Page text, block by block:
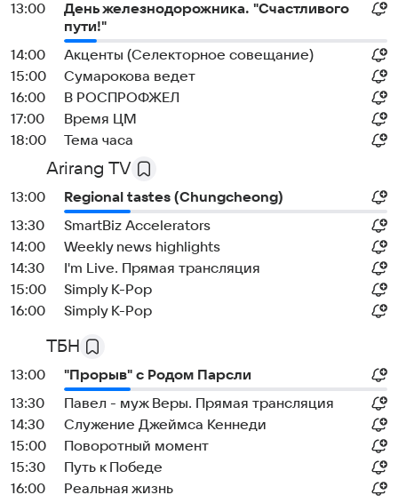
13:00
День железнодорожника. "Счастливого
пути!"
14:00
Акценты (Селекторное совещание)
15:00
Сумарокова ведет
16:00
В РОСПРОФЖЕЛ
17:00
Время ЦМ
18:00
Тема часа
Arirang TV
13:00
Regional tastes (Chungcheong)
13:30
SmartBiz Accelerators
14:00
Weekly news highlights
14:30
I'm Live. Прямая трансляция
15:00
Simply K-Pop
16:00
Simply K-Pop
ТБН
13:00
"Прорыв" с Родом Парсли
13:30
Павел - муж Веры. Прямая трансляция
14:30
Служение Джеймса Кеннеди
15:00
Поворотный момент
15:30
Путь к Победе
16:00
Реальная жизнь